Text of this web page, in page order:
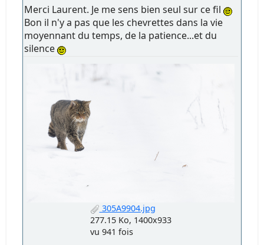
Merci Laurent. Je me sens bien seul sur ce fil
Bon il n'y a pas que les chevrettes dans la vie
moyennant du temps, de la patience...et du
silence
305A9904.jpg
277.15 Ko, 1400x933
vu 941 fois